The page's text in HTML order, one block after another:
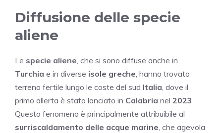
Diffusione delle specie
aliene
Le specie aliene, che si sono diffuse anche in
Turchia e in diverse isole greche, hanno trovato
terreno fertile lungo le coste del sud Italia, dove il
primo allerta è stato lanciato in Calabria nel 2023.
Questo fenomeno è principalmente attribuibile al
surriscaldamento delle acque marine, che agevola